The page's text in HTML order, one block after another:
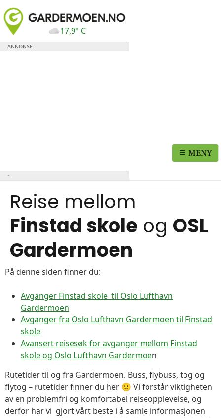
17,9° C
MENY
Reise mellom
Finstad skole og OSL
Gardermoen
På denne siden finner du:
Avganger Finstad skole til Oslo Lufthavn
Gardermoen
Avganger fra Oslo Lufthavn Gardermoen til Finstad
skole
Avansert reisesøk for avganger mellom Finstad
skole og Oslo Lufthavn Gardermoen
Rutetider til og fra Gardermoen. Buss, flybuss, tog og
flytog – rutetider finner du her 🙂 Vi forstår viktigheten
av en problemfri og komfortabel reiseopplevelse, og
derfor har vi gjort vårt beste i å samle informasjonen